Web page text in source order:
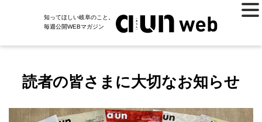
知ってほしい岐阜のこと。
毎週公開WEBマガジン
読者の皆さまに大切なお知らせ